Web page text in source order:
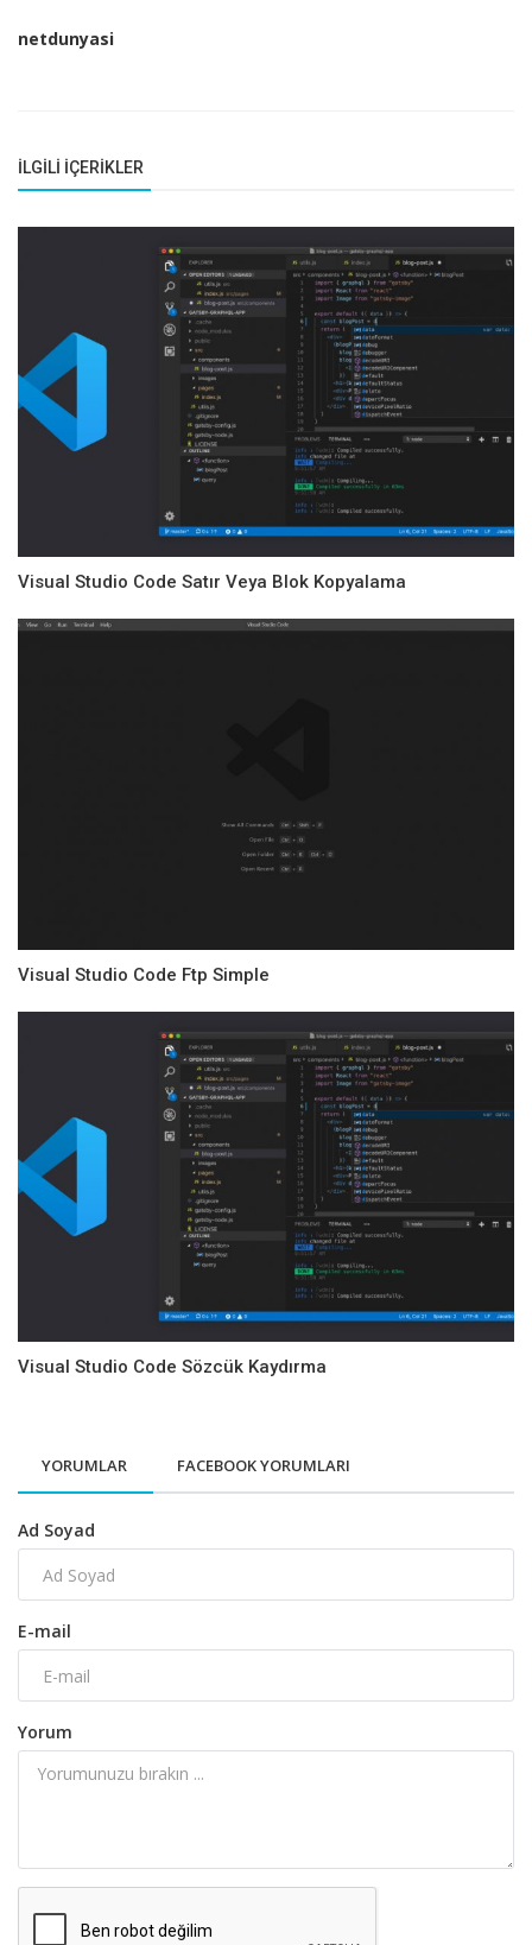
netdunyasi
İLGILI İÇERIKLER
Visual Studio Code Satır Veya Blok Kopyalama
Visual Studio Code Ftp Simple
Visual Studio Code Sözcük Kaydırma
YORUMLAR FACEBOOK YORUMLARI
Ad Soyad
E-mail
Yorum